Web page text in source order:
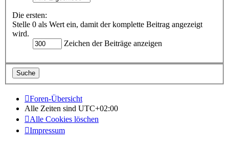
Die ersten:
Stelle 0 als Wert ein, damit der komplette Beitrag angezeigt
wird.
Zeichen der Beiträge anzeigen
Foren-Übersicht
Alle Zeiten sind UTC+02:00
Alle Cookies löschen
Impressum